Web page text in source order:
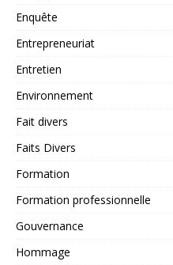
Enquête
Entrepreneuriat
Entretien
Environnement
Fait divers
Faits Divers
Formation
Formation professionnelle
Gouvernance
Hommage